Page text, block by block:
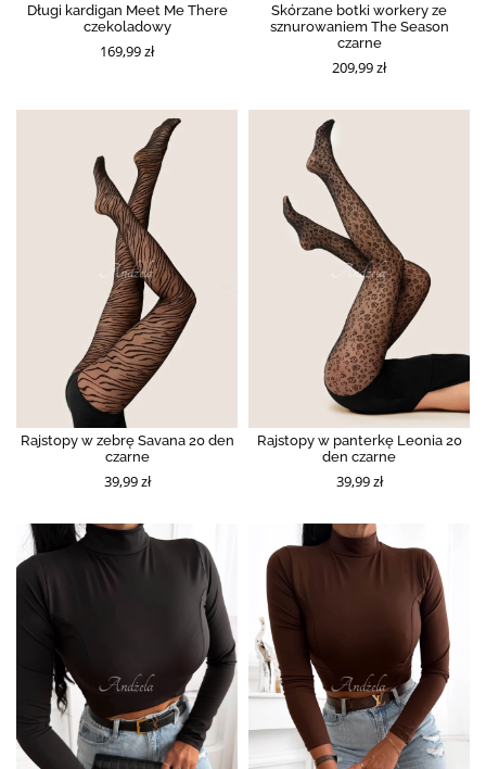
Długi kardigan Meet Me There
czekoladowy
169,99 zł
Skórzane botki workery ze
sznurowaniem The Season
czarne
209,99 zł
Rajstopy w zebrę Savana 20 den
czarne
39,99 zł
Rajstopy w panterkę Leonia 20
den czarne
39,99 zł